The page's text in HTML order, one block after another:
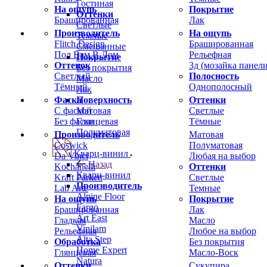
На ощупь
Брашированная
Покрытие
Лак
Производитель
Flitch Design
Пол Вам В Дом
Оттенок
Светлый
Тёмный
На ощупь
Брашированная
Рельефная
3д (мозайка
Полосность
Однополосный
Фаска
С фаской
Без фаски
Оттенки
Светлые
Тёмные
Производитель
Coswick
Da Vinci
Kochanelli
Kraft Parkett
Lab Arte
На ощупь
Брашированная
Гладкая
Рельефная
Обработка
Глянцевая
Матовая
Полуматовая
Любая на выбор
Оттенки
Светлые
Темные
Покрытие
Лак
Масло
Любое на выбор
Без покрытия
Масло-Воск
Гостиная
Оттенки
Светлые
Темные
Смешанные
Покрытие
Без покрытия
Масло
Лак
Поверхность
Матовая
Глянцевая
Полуматовая
Кварц-винил
Назад
Кварц-винил
Производитель
Alpine Floor
Fargo
Art East
Vinilam
Alta Step
Home Expert
Natura